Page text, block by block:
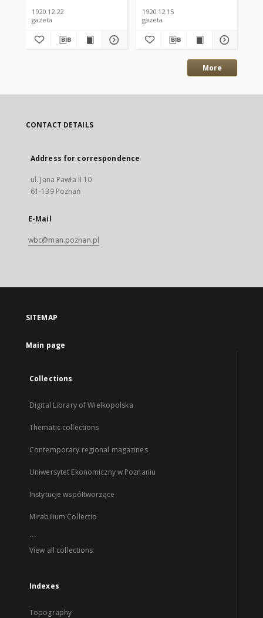
1920.12.22
gazeta
1920.12.15
gazeta
More
CONTACT DETAILS
Address for correspondence
ul. Jana Pawła II 10
61-139 Poznań
E-Mail
wbc@man.poznan.pl
SITEMAP
Main page
Collections
Digital Library of Wielkopolska
Thematic collections
Contemporary regional magazines
Uniwersytet Ekonomiczny w Poznaniu
Instytucje współtworzące
Mirabilium Collectio
...
View all collections
Indexes
Topography